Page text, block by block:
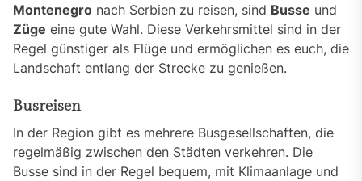
Montenegro nach Serbien zu reisen, sind Busse und
Züge eine gute Wahl. Diese Verkehrsmittel sind in der
Regel günstiger als Flüge und ermöglichen es euch, die
Landschaft entlang der Strecke zu genießen.
Busreisen
In der Region gibt es mehrere Busgesellschaften, die
regelmäßig zwischen den Städten verkehren. Die
Busse sind in der Regel bequem, mit Klimaanlage und